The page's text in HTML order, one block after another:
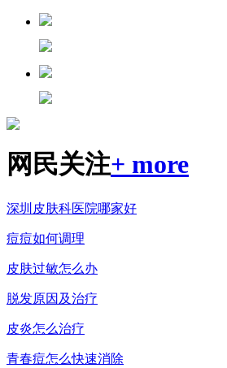
网民关注+ more
深圳皮肤科医院哪家好
痘痘如何调理
皮肤过敏怎么办
脱发原因及治疗
皮炎怎么治疗
青春痘怎么快速消除